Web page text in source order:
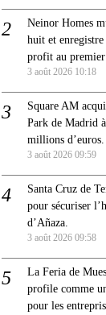
Neinor Homes
huit et
profit au premier
3 août 2026 10:18
Square AM
Park de Madrid
millions d’euros.
3 août 2026 09:59
Santa Cruz de
pour sécuriser
d’Añaza.
3 août 2026 09:58
La Feria de
profile comme
pour les